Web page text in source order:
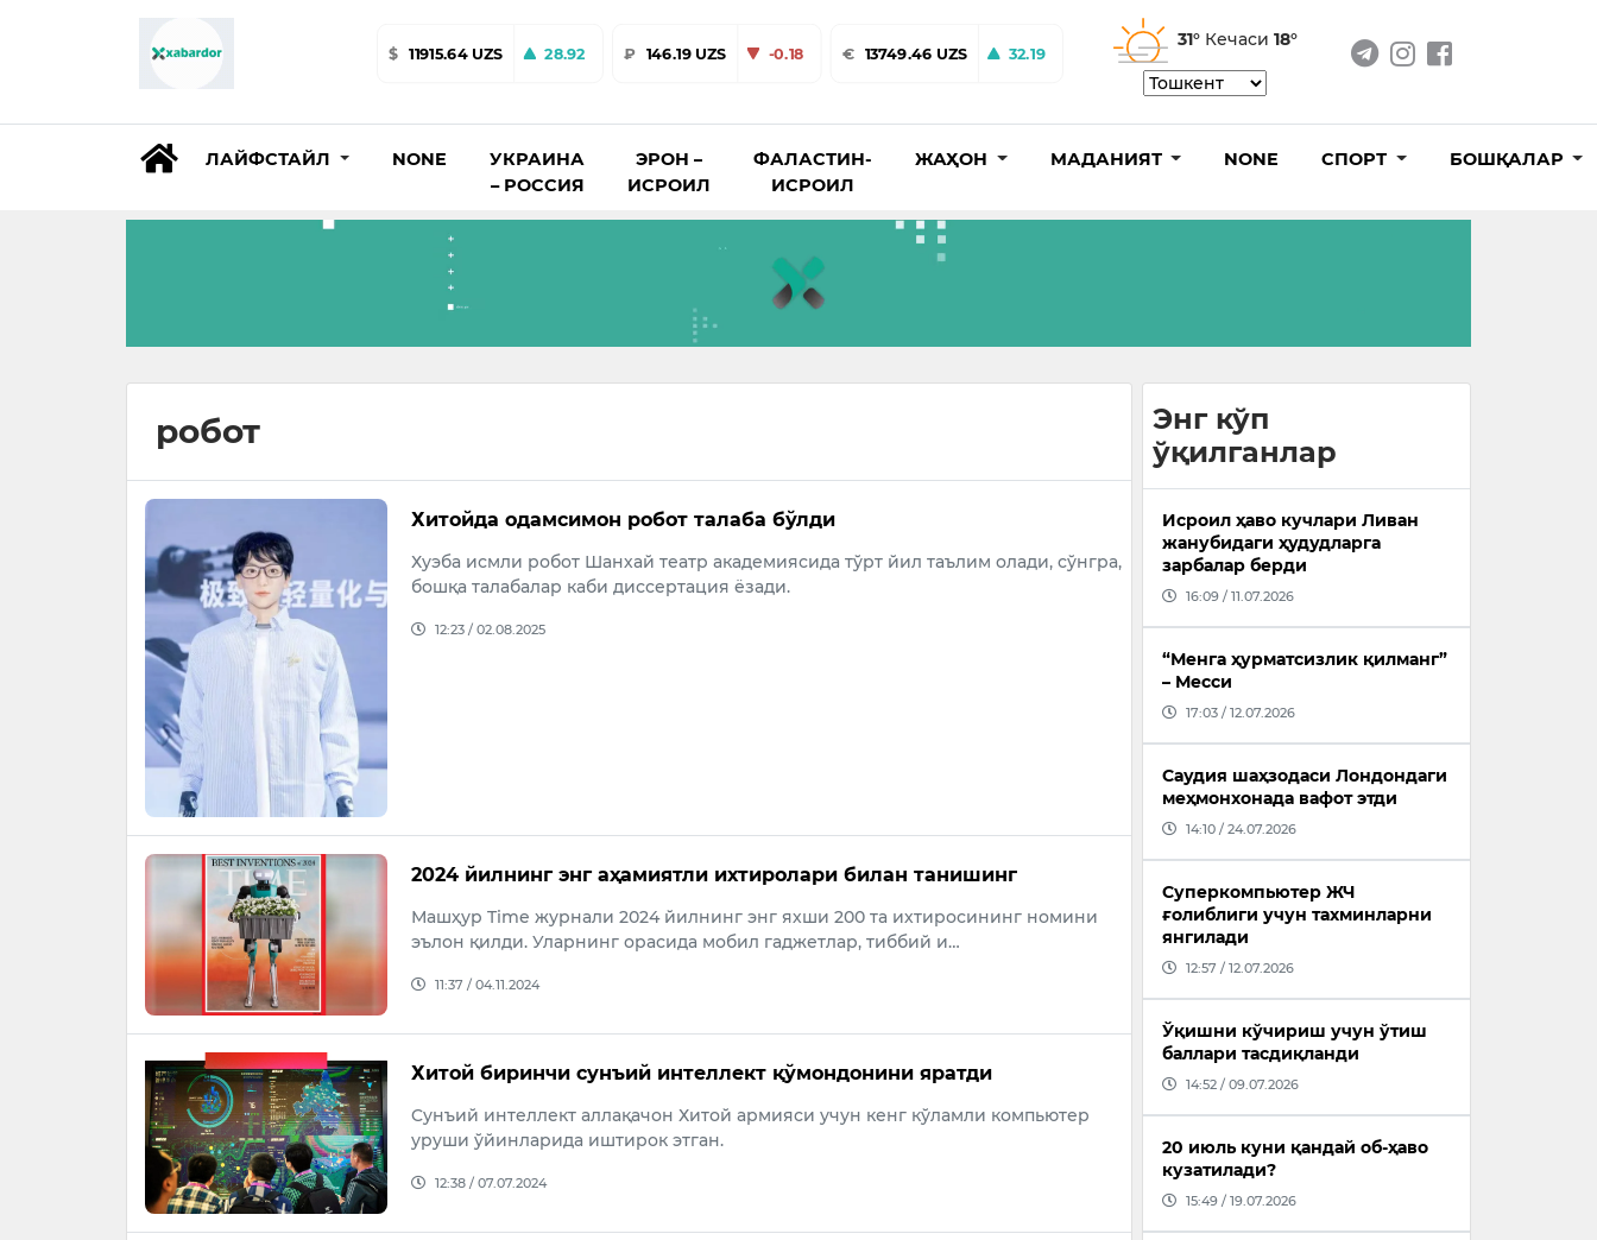
$ 11915.64 UZS 28.92 ₽ 146.19 UZS -0.18 € 13749.46 UZS 32.19
31° Кечаси 18°
ЛАЙФСТАЙЛ NONE
УКРАИНА
– РОССИЯ
ЭРОН –
ИСРОИЛ
ФАЛАСТИН-
ИСРОИЛ
ЖАҲОН МАДАНИЯТ NONE СПОРТ БОШҚАЛАР
робот
Хитойда одамсимон робот талаба бўлди
Хуэба исмли робот Шанхай театр академиясида тўрт йил таълим олади, сўнгра,
бошқа талабалар каби диссертация ёзади.
12:23 / 02.08.2025
2024 йилнинг энг аҳамиятли ихтиролари билан танишинг
Машҳур Time журнали 2024 йилнинг энг яхши 200 та ихтиросининг номини
эълон қилди. Уларнинг орасида мобил гаджетлар, тиббий и…
11:37 / 04.11.2024
Хитой биринчи сунъий интеллект қўмондонини яратди
Cунъий интеллект аллақачон Хитой армияси учун кенг кўламли компьютер
уруши ўйинларида иштирок этган.
12:38 / 07.07.2024
Энг кўп
ўқилганлар
Исроил ҳаво кучлари Ливан
жанубидаги ҳудудларга
зарбалар берди
16:09 / 11.07.2026
“Менга ҳурматсизлик қилманг”
– Месси
17:03 / 12.07.2026
Саудия шаҳзодаси Лондондаги
меҳмонхонада вафот этди
14:10 / 24.07.2026
Суперкомпьютер ЖЧ
ғолиблиги учун тахминларни
янгилади
12:57 / 12.07.2026
Ўқишни кўчириш учун ўтиш
баллари тасдиқланди
14:52 / 09.07.2026
20 июль куни қандай об-ҳаво
кузатилади?
15:49 / 19.07.2026